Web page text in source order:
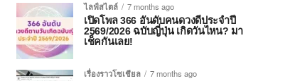
ไลฟ์สไตล์
7 months ago
เปิดโพล 366 อันดับคนดวงดีประจำปี
2569/2026 ฉบับญี่ปุ่น เกิดวันไหน? มา
เช็คกันเลย!
เรื่องราวโซเชียล
7 months ago